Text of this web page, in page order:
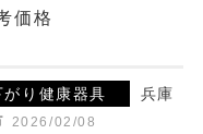
価格
がり健康器具
兵庫
2026/02/08